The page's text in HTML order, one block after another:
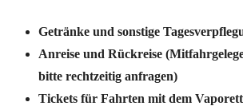
Getränke und sonstige
Anreise und Rückreise
bitte rechtzeitig anfragen)
Tickets für Fahrten mit dem